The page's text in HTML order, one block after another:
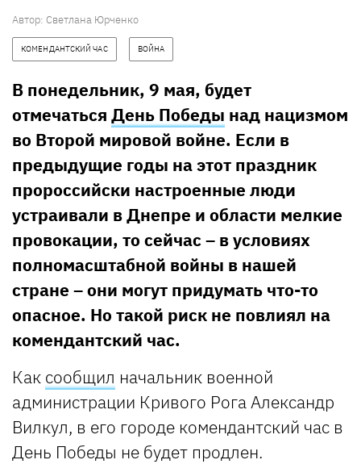
Автор: Светлана Юрченко
КОМЕНДАНТСКИЙ ЧАС ВОЙНА
В понедельник, 9 мая, будет
отмечаться День Победы над нацизмом
во Второй мировой войне. Если в
предыдущие годы на этот праздник
пророссийски настроенные люди
устраивали в Днепре и области мелкие
провокации, то сейчас – в условиях
полномасштабной войны в нашей
стране – они могут придумать что-то
опасное. Но такой риск не повлиял на
комендантский час.
Как сообщил начальник военной
администрации Кривого Рога Александр
Вилкул, в его городе комендантский час в
День Победы не будет продлен.